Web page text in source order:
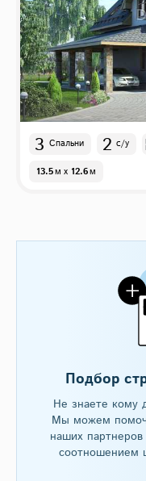
3 Спальни 2 с/у
13.5м x 12.6м
Подбор
Не знаете кому
Мы можем
наших
соотношением